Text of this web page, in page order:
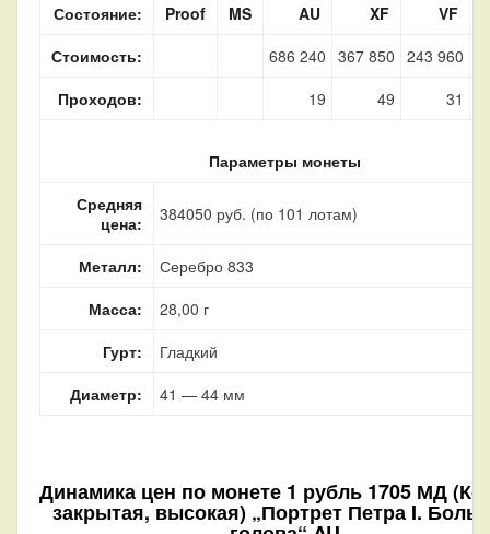
Состояние:
Proof MS AU XF
VF
Стоимость:
686 240 367 850 243 960
Проходов:
19 49 31
Параметры монеты
Средняя
цена:
384050 руб. (по 101 лотам)
Металл:
Серебро 833
Масса:
28,00 г
Гурт:
Гладкий
Диаметр:
41 — 44 мм
Динамика цен по монете 1 рубль 1705 МД
закрытая, высокая) „Портрет Петра I.